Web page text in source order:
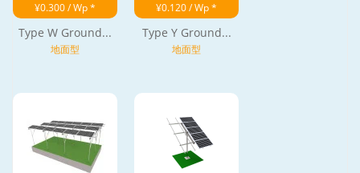
¥0.300 / Wp *
Type W Ground...
地面型
¥0.120 / Wp *
Type Y Ground...
地面型